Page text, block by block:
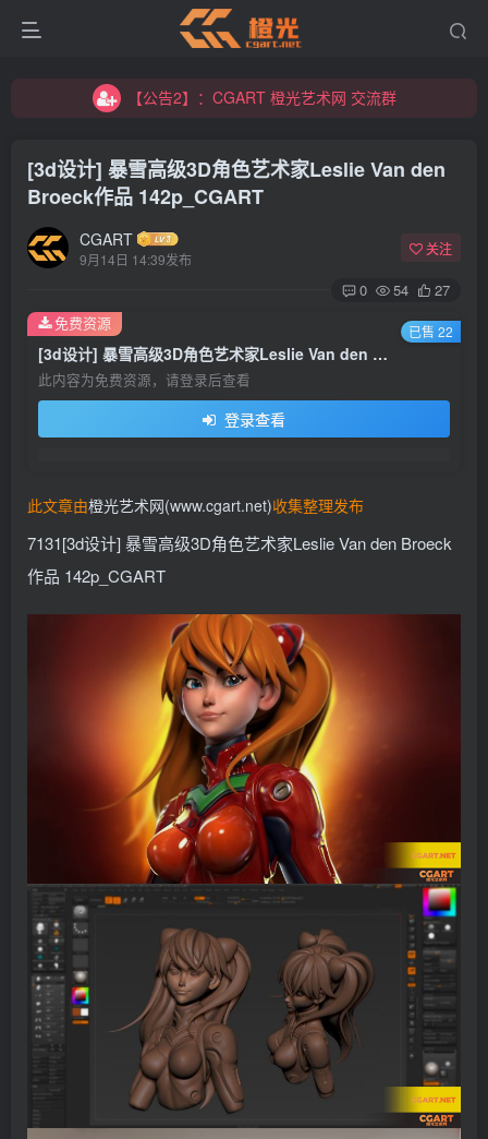
【公告2】：CGART 橙光艺术网 交流群
【公告2】：CGART 橙光艺术网 交流群
[3d设计] 暴雪高级3D角色艺术家Leslie Van den
Broeck作品 142p_CGART
CGART
9月14日 14:39发布
关注
0 54 27
[3d设计] 暴雪高级3D角色艺术家Leslie Van den Broeck作品 142p_CGART
此内容为免费资源，请登录后查看
登录查看
免费资源 已售 22
此文章由橙光艺术网(www.cgart.net)收集整理发布
7131[3d设计] 暴雪高级3D角色艺术家Leslie Van den Broeck
作品 142p_CGART
登录
没有账号？立即注册
用户名/手机号/邮箱
记住登录 找回密码
社交账号登录
QQ登录